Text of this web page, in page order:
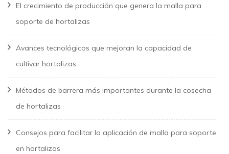
El crecimiento de producción que genera la malla para
soporte de hortalizas
Avances tecnológicos que mejoran la capacidad de
cultivar hortalizas
Métodos de barrera más importantes durante la cosecha
de hortalizas
Consejos para facilitar la aplicación de malla para soporte
en hortalizas